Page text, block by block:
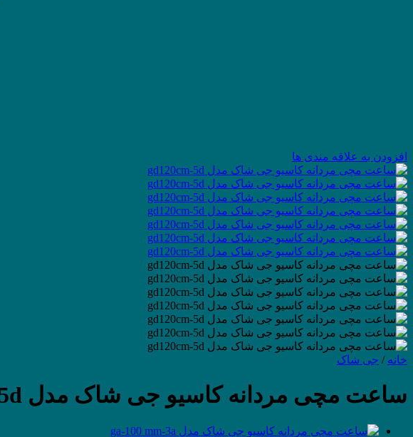
افزودن به علاقه مندی ها
خانه / جی شاک
ساعت مچی مردانه کاسیو جی شاک مدل gd-120cm-5d